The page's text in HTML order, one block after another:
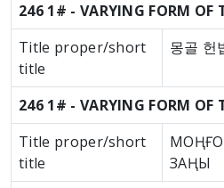
246 1# - VARYING FORM OF
Title proper/short
title
몽골 헌
246 1# - VARYING FORM OF
Title proper/short
title
ЗАҢЫ